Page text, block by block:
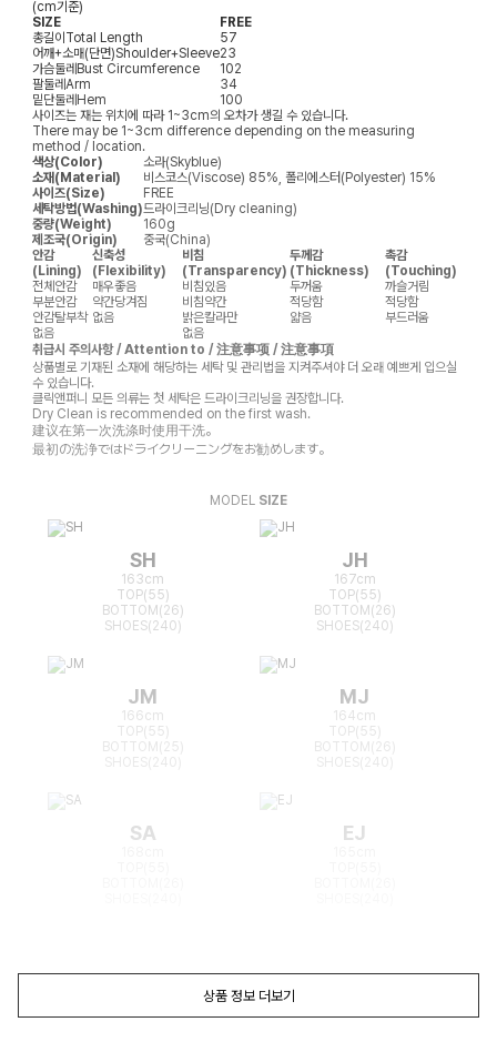
(cm기준)
SIZE
FREE
총길이 Total Length
57
어깨+소매(단면)Shoulder+Sleeve23
가슴둘레 Bust Circumference
102
팔둘레 Arm
34
밑단둘레 Hem
100
사이즈는 재는 위치에 따라 1~3cm의 오차가 생길 수 있습니다.
There may be 1~3cm difference depending on the measuring
method / location.
색상(Color)
소라(Skyblue)
소재(Material)
비스코스(Viscose) 85%, 폴리에스터(Polyester) 15%
사이즈(Size)
FREE
세탁방법(Washing)드라이크리닝(Dry cleaning)
중량(Weight)
160g
제조국(Origin)
중국(China)
안감
(Lining)
신축성
(Flexibility)
비침
(Transparency)
두께감
(Thickness)
촉감
(Touching)
전체안감
매우좋음 비침있음 두꺼움
까슬거림
부분안감
약간당겨짐 비침약간 적당함
적당함
안감탈부착 없음 밝은칼라만 얇음
부드러움
없음
없음
취급시 주의사항 / Attention to / 注意事项 / 注意事項
상품별로 기재된 소재에 해당하는 세탁 및 관리법을 지켜주셔야 더 오래 예쁘게 입으실
수 있습니다.
클릭앤퍼니 모든 의류는 첫 세탁은 드라이크리닝을 권장합니다.
Dry Clean is recommended on the first wash.
建议在第一次洗涤时使用干洗。
最初の洗浄ではドライクリーニングをお勧めします。
MODEL SIZE
SH
163cm
TOP(55)
BOTTOM(26)
SHOES(240)
JH
167cm
TOP(55)
BOTTOM(26)
SHOES(240)
JM
166cm
TOP(55)
BOTTOM(25)
MJ
164cm
TOP(55)
BOTTOM(26)
SA EJ
상품 정보 더보기